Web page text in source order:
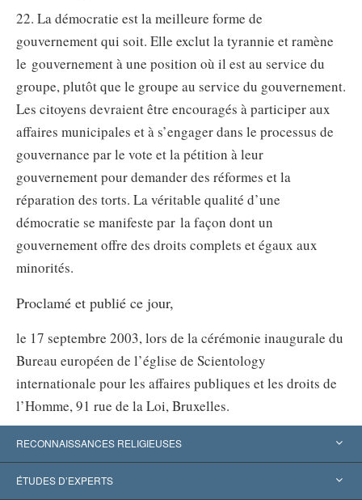
22. La démocratie est la meilleure forme de
gouvernement qui soit. Elle exclut la tyrannie et ramène
le gouvernement à une position où il est au service du
groupe, plutôt que le groupe au service du gouvernement.
Les citoyens devraient être encouragés à participer aux
affaires municipales et à s’engager dans le processus de
gouvernance par le vote et la pétition à leur
gouvernement pour demander des réformes et la
réparation des torts. La véritable qualité d’une
démocratie se manifeste par la façon dont un
gouvernement offre des droits complets et égaux aux
minorités.
Proclamé et publié ce jour,
le 17 septembre 2003, lors de la cérémonie inaugurale du
Bureau européen de l’église de Scientology
internationale pour les affaires publiques et les droits de
l’Homme, 91 rue de la Loi, Bruxelles.
RECONNAISSANCES RELIGIEUSES
États-Unis
ÉTUDES D’EXPERTS